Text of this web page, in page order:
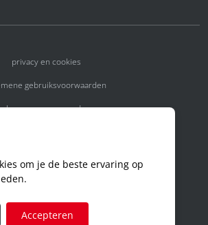
privacy en cookies
gebruiksvoorwaarden
algemene voorwaarden
code of conduct
rechten ivm privacy
om je de beste ervaring op
Accepteren